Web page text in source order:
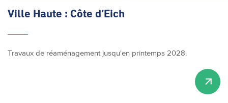
Ville Haute : Côte d’Eich
Travaux de réaménagement jusqu'en printemps 2028.